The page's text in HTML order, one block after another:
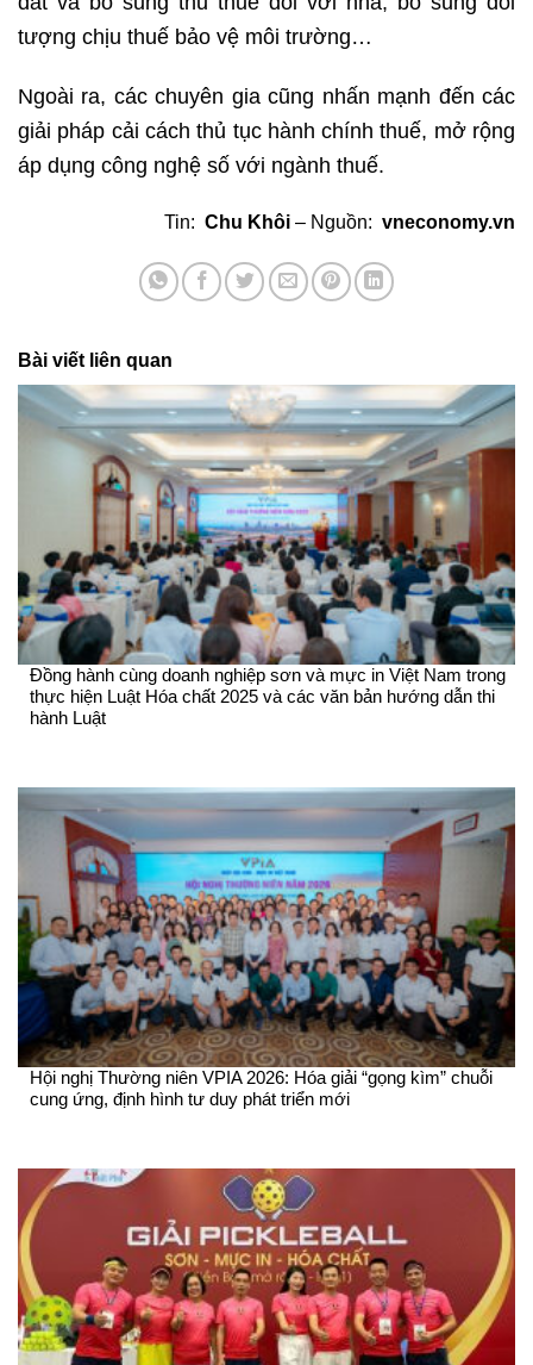
tượng chịu thuế bảo vệ môi trường…
Ngoài ra, các chuyên gia cũng nhấn mạnh đến các
giải pháp cải cách thủ tục hành chính thuế, mở rộng
áp dụng công nghệ số với ngành thuế.
Tin: Chu Khôi – Nguồn: vneconomy.vn
Bài viết liên quan
Đồng hành cùng doanh nghiệp sơn và mực in Việt Nam trong
thực hiện Luật Hóa chất 2025 và các văn bản hướng dẫn thi
hành Luật
Hội nghị Thường niên VPIA 2026: Hóa giải “gọng kìm” chuỗi
cung ứng, định hình tư duy phát triển mới